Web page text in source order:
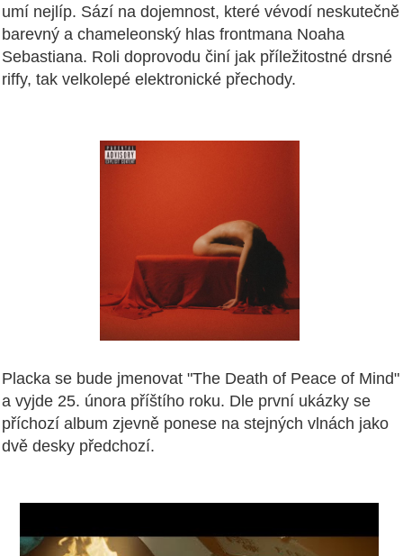
umí nejlíp. Sází na dojemnost, které vévodí neskutečně
barevný a chameleonský hlas frontmana Noaha
Sebastiana. Roli doprovodu činí jak příležitostné drsné
riffy, tak velkolepé elektronické přechody.
Placka se bude jmenovat "The Death of Peace of Mind"
a vyjde 25. února příštího roku. Dle první ukázky se
příchozí album zjevně ponese na stejných vlnách jako
dvě desky předchozí.